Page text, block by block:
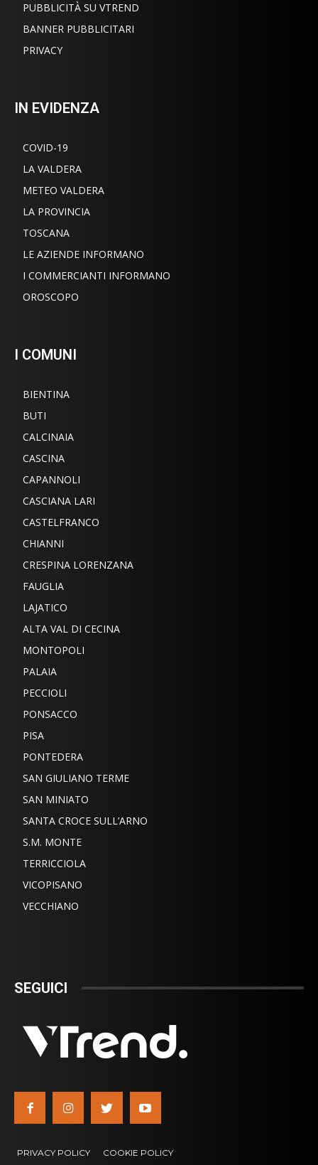
PUBBLICITÀ SU VTREND
BANNER PUBBLICITARI
PRIVACY
IN EVIDENZA
COVID-19
LA VALDERA
METEO VALDERA
LA PROVINCIA
TOSCANA
LE AZIENDE INFORMANO
I COMMERCIANTI INFORMANO
OROSCOPO
I COMUNI
BIENTINA
BUTI
CALCINAIA
CASCINA
CAPANNOLI
CASCIANA LARI
CASTELFRANCO
CHIANNI
CRESPINA LORENZANA
FAUGLIA
LAJATICO
ALTA VAL DI CECINA
MONTOPOLI
PALAIA
PECCIOLI
PONSACCO
PISA
PONTEDERA
SAN GIULIANO TERME
SAN MINIATO
SANTA CROCE SULL’ARNO
S.M. MONTE
TERRICCIOLA
VICOPISANO
VECCHIANO
SEGUICI
PRIVACY POLICY COOKIE POLICY